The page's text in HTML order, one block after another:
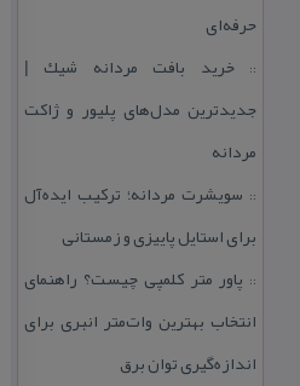
حرفه‌ای
::خرید بافت مردانه شیك |
جدیدترین مدل‌های پلیور و ژاكت
مردانه
:: سویشرت مردانه؛ تركیب ایده‌آل
برای استایل پاییزی و زمستانی
:: پاور متر كلمپی چیست؟ راهنمای
انتخاب بهترین وات‌متر انبری برای
اندازه‌گیری توان برق